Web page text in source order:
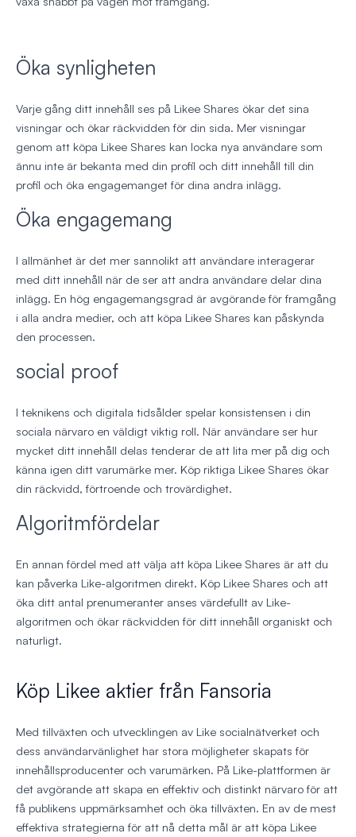
Öka synligheten
Varje gång ditt innehåll ses på Likee Shares ökar det sina
visningar och ökar räckvidden för din sida. Mer visningar
genom att köpa Likee Shares kan locka nya användare som
ännu inte är bekanta med din profil och ditt innehåll till din
profil och öka engagemanget för dina andra inlägg.
Öka engagemang
I allmänhet är det mer sannolikt att användare interagerar
med ditt innehåll när de ser att andra användare delar dina
inlägg. En hög engagemangsgrad är avgörande för framgång
i alla andra medier, och att köpa Likee Shares kan påskynda
den processen.
social proof
I teknikens och digitala tidsålder spelar konsistensen i din
sociala närvaro en väldigt viktig roll. När användare ser hur
mycket ditt innehåll delas tenderar de att lita mer på dig och
känna igen ditt varumärke mer. Köp riktiga Likee Shares ökar
din räckvidd, förtroende och trovärdighet.
Algoritmfördelar
En annan fördel med att välja att köpa Likee Shares är att du
kan påverka Like-algoritmen direkt. Köp Likee Shares och att
öka ditt antal prenumeranter anses värdefullt av Like-
algoritmen och ökar räckvidden för ditt innehåll organiskt och
naturligt.
Köp Likee aktier från Fansoria
Med tillväxten och utvecklingen av Like socialnätverket och
dess användarvänlighet har stora möjligheter skapats för
innehållsproducenter och varumärken. På Like-plattformen är
det avgörande att skapa en effektiv och distinkt närvaro för att
få publikens uppmärksamhet och öka tillväxten. En av de mest
effektiva strategierna för att nå detta mål är att köpa Likee